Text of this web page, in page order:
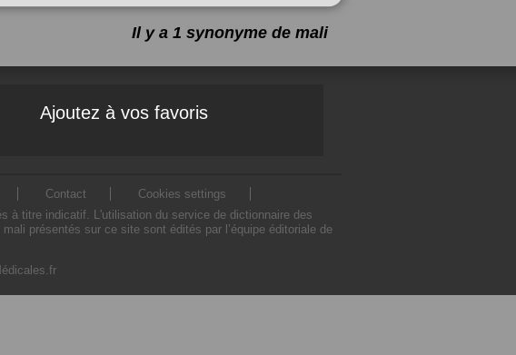
Il y a 1 synonyme de mali
Ajoutez à vos favoris
Contact
Cookies settings
à titre indicatif. L'utilisation du service de dictionnaire des
présentés sur ce site sont édités par l’équipe éditoriale de